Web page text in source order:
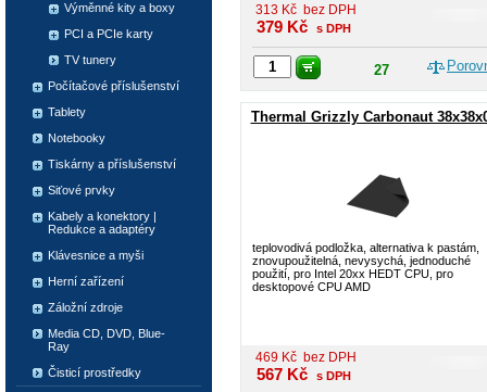
313 Kč bez DPH
379 Kč s DPH
27
Thermal Grizzly Carbonaut
teplovodivá podložka, alternativa k pastám,
znovupoužitelná, nevysychá, jednoduché
použití, pro Intel 20xx HEDT CPU, pro
desktopové CPU AMD
469 Kč bez DPH
567 Kč s DPH
Výměnné kity a boxy
PCI a PCIe karty
TV tunery
Počítačové příslušenství
Tablety
Notebooky
Tiskárny a příslušenství
Siťové prvky
Kabely a konektory |
Redukce a adaptéry
Klávesnice a myši
Herní zařízení
Záložní zdroje
Media CD, DVD, Blue-
Ray
Čisticí prostředky